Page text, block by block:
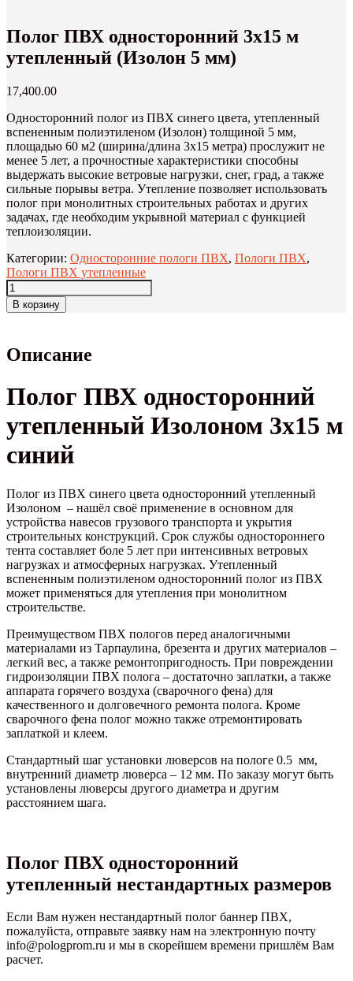
Полог ПВХ односторонний 3х15 м
утепленный (Изолон 5 мм)
17,400.00
Односторонний полог из ПВХ синего цвета, утепленный
вспененным полиэтиленом (Изолон) толщиной 5 мм,
площадью 60 м2 (ширина/длина 3х15 метра) прослужит не
менее 5 лет, а прочностные характеристики способны
выдержать высокие ветровые нагрузки, снег, град, а также
сильные порывы ветра. Утепление позволяет использовать
полог при монолитных строительных работах и других
задачах, где необходим укрывной материал с функцией
теплоизоляции.
Категории: Односторонние пологи ПВХ, Пологи ПВХ,
Пологи ПВХ утепленные
В корзину
Описание
Полог ПВХ односторонний
утепленный Изолоном 3х15 м
синий
Полог из ПВХ синего цвета односторонний утепленный
Изолоном – нашёл своё применение в основном для
устройства навесов грузового транспорта и укрытия
строительных конструкций. Срок службы одностороннего
тента составляет боле 5 лет при интенсивных ветровых
нагрузках и атмосферных нагрузках. Утепленный
вспененным полиэтиленом односторонний полог из ПВХ
может применяться для утепления при монолитном
строительстве.
Преимуществом ПВХ пологов перед аналогичными
материалами из Тарпаулина, брезента и других материалов –
легкий вес, а также ремонтопригодность. При повреждении
гидроизоляции ПВХ полога – достаточно заплатки, а также
аппарата горячего воздуха (сварочного фена) для
качественного и долговечного ремонта полога. Кроме
сварочного фена полог можно также отремонтировать
заплаткой и клеем.
Стандартный шаг установки люверсов на пологе 0.5 мм,
внутренний диаметр люверса – 12 мм. По заказу могут быть
установлены люверсы другого диаметра и другим
расстоянием шага.
Полог ПВХ односторонний
утепленный нестандартных размеров
Если Вам нужен нестандартный полог баннер ПВХ,
пожалуйста, отправьте заявку нам на электронную почту
info@pologprom.ru и мы в скорейшем времени пришлём Вам
расчет.